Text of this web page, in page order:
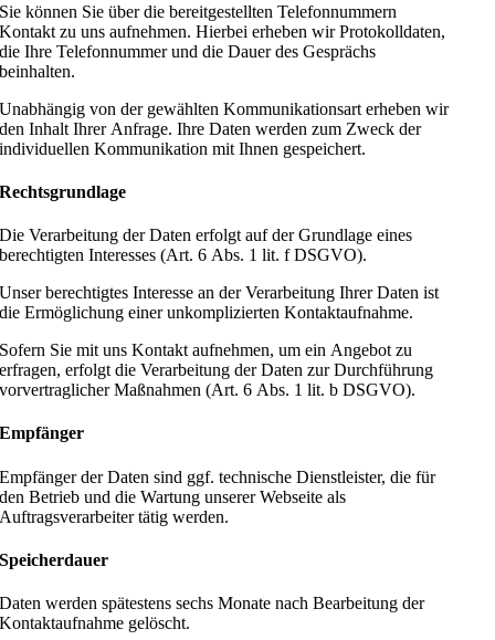
Sie können Sie über die bereitgestellten Telefonnummern
Kontakt zu uns aufnehmen. Hierbei erheben wir Protokolldaten,
die Ihre Telefonnummer und die Dauer des Gesprächs
beinhalten.
Unabhängig von der gewählten Kommunikationsart erheben wir
den Inhalt Ihrer Anfrage. Ihre Daten werden zum Zweck der
individuellen Kommunikation mit Ihnen gespeichert.
Rechtsgrundlage
Die Verarbeitung der Daten erfolgt auf der Grundlage eines
berechtigten Interesses (Art. 6 Abs. 1 lit. f DSGVO).
Unser berechtigtes Interesse an der Verarbeitung Ihrer Daten ist
die Ermöglichung einer unkomplizierten Kontaktaufnahme.
Sofern Sie mit uns Kontakt aufnehmen, um ein Angebot zu
erfragen, erfolgt die Verarbeitung der Daten zur Durchführung
vorvertraglicher Maßnahmen (Art. 6 Abs. 1 lit. b DSGVO).
Empfänger
Empfänger der Daten sind ggf. technische Dienstleister, die für
den Betrieb und die Wartung unserer Webseite als
Auftragsverarbeiter tätig werden.
Speicherdauer
Daten werden spätestens sechs Monate nach Bearbeitung der
Kontaktaufnahme gelöscht.